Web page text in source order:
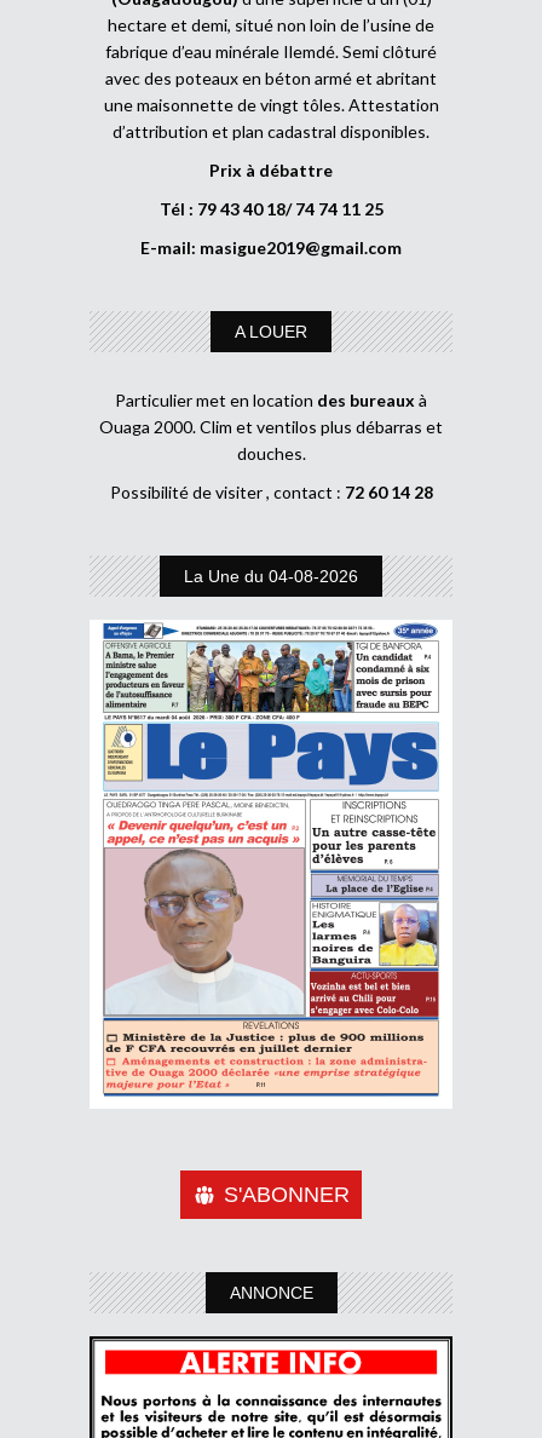
hectare et demi, situé non loin de l’usine de
fabrique d’eau minérale Ilemdé. Semi clôturé
avec des poteaux en béton armé et abritant
une maisonnette de vingt tôles. Attestation
d’attribution et plan cadastral disponibles.
Prix à débattre
Tél : 79 43 40 18/ 74 74 11 25
E-mail: masigue2019@gmail.com
A LOUER
Particulier met en location des bureaux à
Ouaga 2000. Clim et ventilos plus débarras et
douches.
Possibilité de visiter , contact : 72 60 14 28
La Une du 04-08-2026
S'ABONNER
ANNONCE